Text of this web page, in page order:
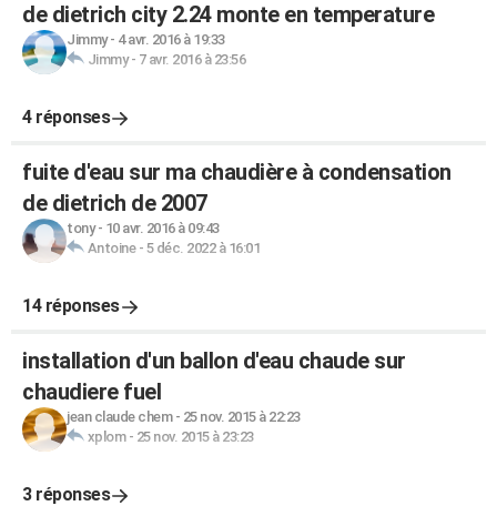
de dietrich city 2.24 monte en temperature
Jimmy- 4 avr. 2016 à 19:33
Jimmy- 7 avr. 2016 à 23:56
4 réponses
fuite d'eau sur ma chaudière à condensation
de dietrich de 2007
tony- 10 avr. 2016 à 09:43
Antoine- 5 déc. 2022 à 16:01
14 réponses
installation d'un ballon d'eau chaude sur
chaudiere fuel
jean claude chem- 25 nov. 2015 à 22:23
xplom- 25 nov. 2015 à 23:23
3 réponses